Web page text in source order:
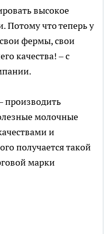
высокое
Потому что теперь у
фермы, свои
качества! – с
производить
молочные
и
получается такой
марки